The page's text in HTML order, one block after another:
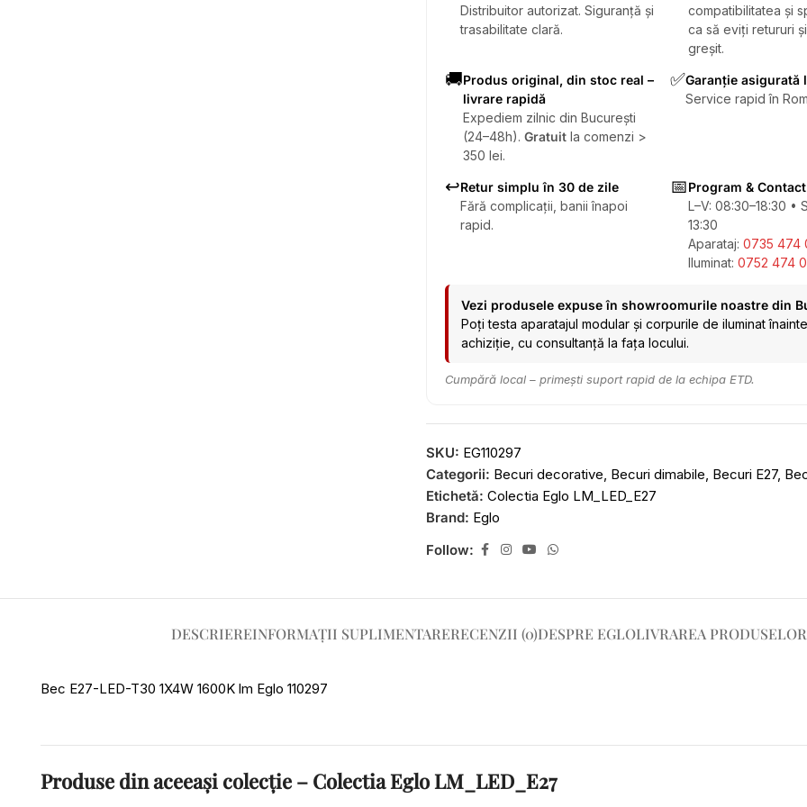
Distribuitor autorizat. Siguranță și
trasabilitate clară.
compatibilitatea și
ca să eviți retururi
greșit.
🚚Produs original, din stoc real –
livrare rapidă
Expediem zilnic din București
(24–48h). Gratuit la comenzi >
350 lei.
✅Garanție asigurată
Service rapid în
↩️Retur simplu în 30 de zile
Fără complicații, banii înapoi
rapid.
📅Program & Contact
L–V: 08:30–18:30 •
13:30
Aparataj: 0735 474
Iluminat: 0752 474
Vezi produsele expuse în showroomurile noastre din
Poți testa aparatajul modular și corpurile de iluminat
achiziție, cu consultanță la fața locului.
Cumpără local – primești suport rapid de la echipa ETD.
SKU: EG110297
Categorii: Becuri decorative, Becuri dimabile, Becuri E27,
Etichetă: Colectia Eglo LM_LED_E27
Brand: Eglo
Follow:
DESCRIEREINFORMAȚII SUPLIMENTARERECENZII (0)DESPRE EGLOLIVRAREA PRODUSELOR
Bec E27-LED-T30 1X4W 1600K lm Eglo 110297
Produse din aceeași colecție – Colectia Eglo LM_LED_E27